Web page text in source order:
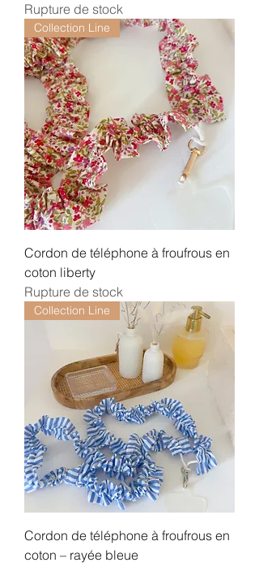
Rupture de stock
Collection Line
Cordon de téléphone à froufrous en
coton liberty
Rupture de stock
Collection Line
Cordon de téléphone à froufrous en
coton – rayée bleue